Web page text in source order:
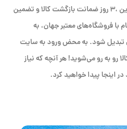
پایبندی به سه اصل، پرداخت انلاین ،۳ روز ضمانت بازگشت کالا و تضمین
با فروشگاه‌های معتبر جهان، به
تبدیل شود. به محض ورود به سایت
رو به رو می‌شوید! هر آنچه که نیاز
اینجا پیدا خواهید کرد.